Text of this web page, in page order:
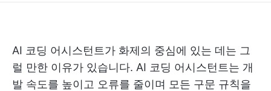
AI 코딩 어시스턴트가 화제의 중심에 있는 데는 그
럴 만한 이유가 있습니다. AI 코딩 어시스턴트는 개
발 속도를 높이고 오류를 줄이며 모든 구문 규칙을